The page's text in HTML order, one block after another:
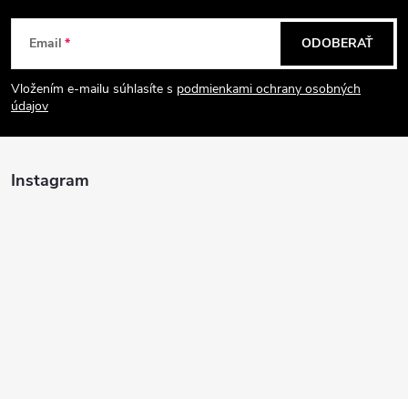
Z
á
p
ä
Email
Vložením e-mailu súhlasíte s podmienkami ochrany osobných
údajov
ODOBERAŤ
Instagram